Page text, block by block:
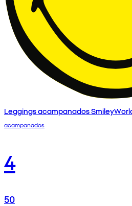
Leggings acampanados
acampanados
4
50